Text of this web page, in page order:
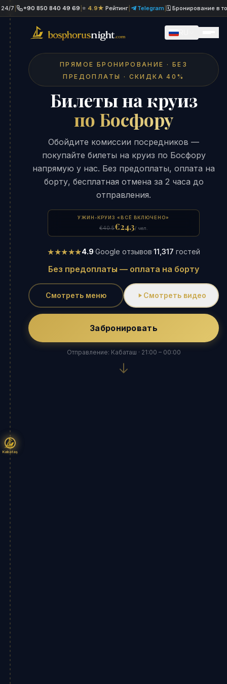
Kabataş
+90 850 840 49 69 |⭐4.9★Рейтинг| Telegram|🗓 Бронирование в тот же
ПРЯМОЕ БРОНИРОВАНИЕ · БЕЗ
ПРЕДОПЛАТЫ · СКИДКА 40%
Билеты на круиз
по Босфору
Обойдите комиссии посредников —
покупайте билеты на круиз по Босфору
напрямую у нас. Без предоплаты, оплата на
борту, бесплатная отмена за 2 часа до
отправления.
УЖИН-КРУИЗ «ВСЁ ВКЛЮЧЕНО»
€40.5€24.3/ чел.
★★★★★4.9·Google отзывов·11,317 гостей
Без предоплаты — оплата на борту
Смотреть меню Смотреть видео
Забронировать
Отправление: Кабаташ · 21:00 – 00:00